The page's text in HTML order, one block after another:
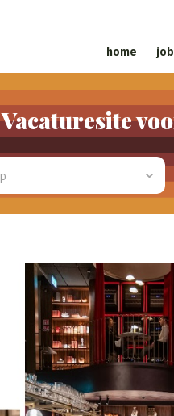
home
Vacaturesite